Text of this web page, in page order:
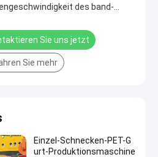
des band-
Sie uns jetzt
Sie mehr
Einzel-Schnecken-PET-G
urt-Produktionsmaschine